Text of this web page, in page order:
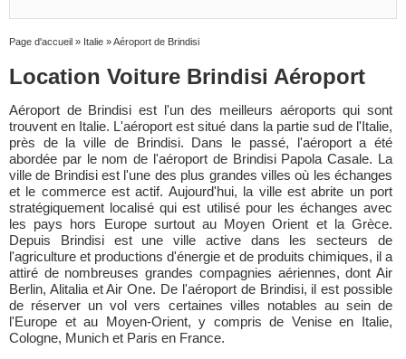
Page d'accueil » Italie »Aéroport de Brindisi
Location Voiture Brindisi Aéroport
Aéroport de Brindisi est l'un des meilleurs aéroports qui sont
trouvent en Italie. L'aéroport est situé dans la partie sud de l'Italie,
près de la ville de Brindisi. Dans le passé, l'aéroport a été
abordée par le nom de l'aéroport de Brindisi Papola Casale. La
ville de Brindisi est l'une des plus grandes villes où les échanges
et le commerce est actif. Aujourd'hui, la ville est abrite un port
stratégiquement localisé qui est utilisé pour les échanges avec
les pays hors Europe surtout au Moyen Orient et la Grèce.
Depuis Brindisi est une ville active dans les secteurs de
l'agriculture et productions d'énergie et de produits chimiques, il a
attiré de nombreuses grandes compagnies aériennes, dont Air
Berlin, Alitalia et Air One. De l'aéroport de Brindisi, il est possible
de réserver un vol vers certaines villes notables au sein de
l'Europe et au Moyen-Orient, y compris de Venise en Italie,
Cologne, Munich et Paris en France.